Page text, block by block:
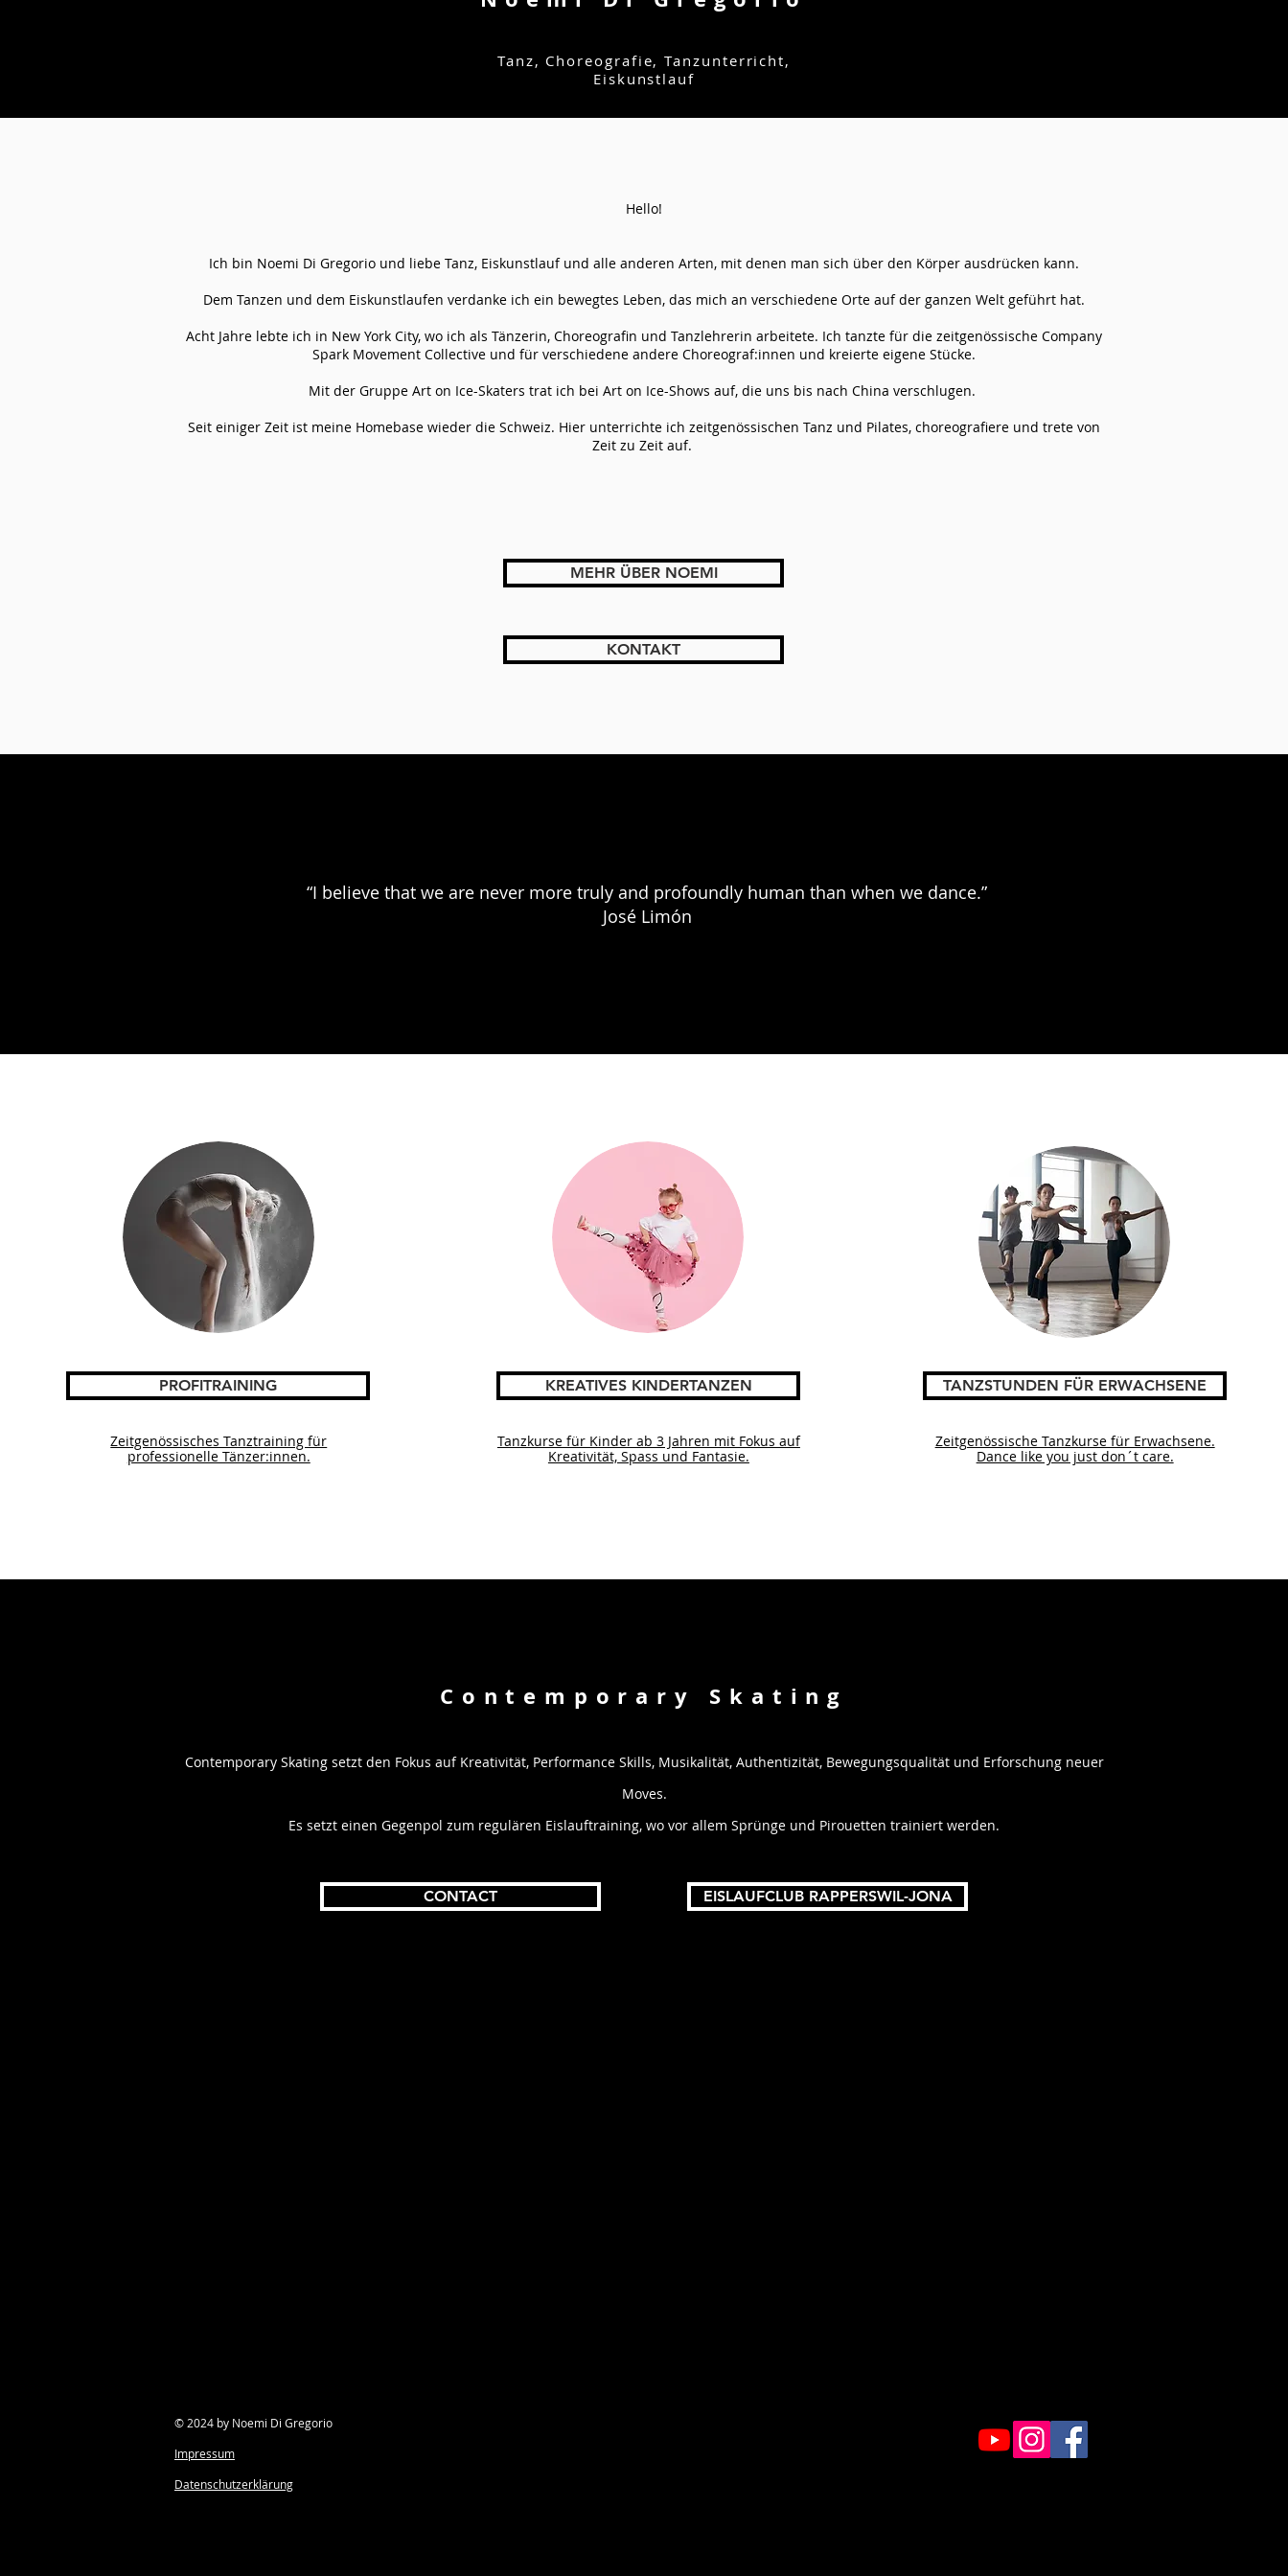
Tanz, Choreografie, Tanzunterricht,
Eiskunstlauf
Hello!
Ich bin Noemi Di Gregorio und liebe Tanz, Eiskunstlauf und alle anderen Arten, mit denen man sich über den Körper ausdrücken kann.
Dem Tanzen und dem Eiskunstlaufen verdanke ich ein bewegtes Leben, das mich an verschiedene Orte auf der ganzen Welt geführt hat.
Acht Jahre lebte ich in New York City, wo ich als Tänzerin, Choreografin und Tanzlehrerin arbeitete. Ich tanzte für die zeitgenössische Company
Spark Movement Collective und für verschiedene andere Choreograf:innen und kreierte eigene Stücke.
​​​Mit der Gruppe Art on Ice-Skaters trat ich bei Art on Ice-Shows auf, die uns bis nach China verschlugen.
Seit einiger Zeit ist meine Homebase wieder die Schweiz. Hier unterrichte ich zeitgenössischen Tanz und Pilates, choreografiere und trete von
Zeit zu Zeit auf.
MEHR ÜBER NOEMI
KONTAKT
“I believe that we are never more truly and profoundly human than when we dance.”
José Limón
PROFITRAINING
Zeitgenössisches Tanztraining für
professionelle Tänzer:innen.
KREATIVES KINDERTANZEN
Tanzkurse für Kinder ab 3 Jahren mit Fokus auf
Kreativität, Spass und Fantasie.
TANZSTUNDEN FÜR ERWACHSENE
Zeitgenössische Tanzkurse für Erwachsene.
Dance like you just don´t care.
Contemporary Skating
Contemporary Skating setzt den Fokus auf Kreativität, Performance Skills, Musikalität, Authentizität, Bewegungsqualität und Erforschung neuer
Moves.
Es setzt einen Gegenpol zum regulären Eislauftraining, wo vor allem Sprünge und Pirouetten trainiert werden.
CONTACT EISLAUFCLUB RAPPERSWIL-JONA
© 2024 by Noemi Di Gregorio
Impressum
Datenschutzerklärung